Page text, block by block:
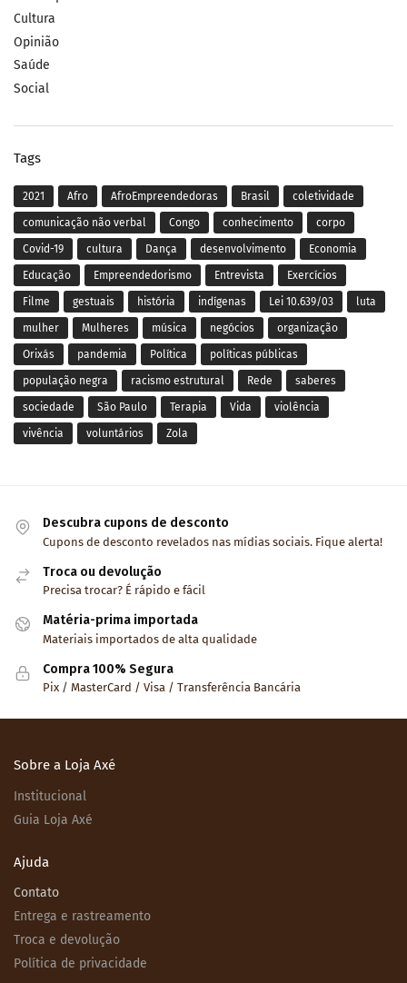
Cultura
Opinião
Saúde
Social
Tags
2021 Afro AfroEmpreendedoras Brasil coletividade
comunicação não verbal Congo conhecimento corpo
Covid-19 cultura Dança desenvolvimento Economia
Educação Empreendedorismo Entrevista Exercícios
Filme gestuais história indígenas Lei 10.639/03 luta
mulher Mulheres música negócios organização
Orixás pandemia Política políticas públicas
população negra racismo estrutural Rede saberes
sociedade São Paulo Terapia Vida violência
vivência voluntários Zola
Descubra cupons de desconto
Cupons de desconto revelados nas mídias sociais. Fique alerta!
Troca ou devolução
Precisa trocar? É rápido e fácil
Matéria-prima importada
Materiais importados de alta qualidade
Compra 100% Segura
Pix / MasterCard / Visa / Transferência Bancária
Sobre a Loja Axé
Institucional
Guia Loja Axé
Ajuda
Contato
Entrega e rastreamento
Troca e devolução
Política de privacidade